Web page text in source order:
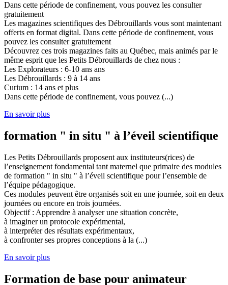
Dans cette période de confinement, vous pouvez les consulter
gratuitement
Les magazines scientifiques des Débrouillards vous sont maintenant
offerts en format digital. Dans cette période de confinement, vous
pouvez les consulter gratuitement
Découvrez ces trois magazines faits au Québec, mais animés par le
même esprit que les Petits Débrouillards de chez nous :
Les Explorateurs : 6-10 ans ans
Les Débrouillards : 9 à 14 ans
Curium : 14 ans et plus
Dans cette période de confinement, vous pouvez (...)
En savoir plus
formation " in situ " à l’éveil scientifique
Les Petits Débrouillards proposent aux instituteurs(rices) de
l’enseignement fondamental tant maternel que primaire des modules
de formation " in situ " à l’éveil scientifique pour l’ensemble de
l’équipe pédagogique.
Ces modules peuvent être organisés soit en une journée, soit en deux
journées ou encore en trois journées.
Objectif : Apprendre à analyser une situation concrète,
à imaginer un protocole expérimental,
à interpréter des résultats expérimentaux,
à confronter ses propres conceptions à la (...)
En savoir plus
Formation de base pour animateur